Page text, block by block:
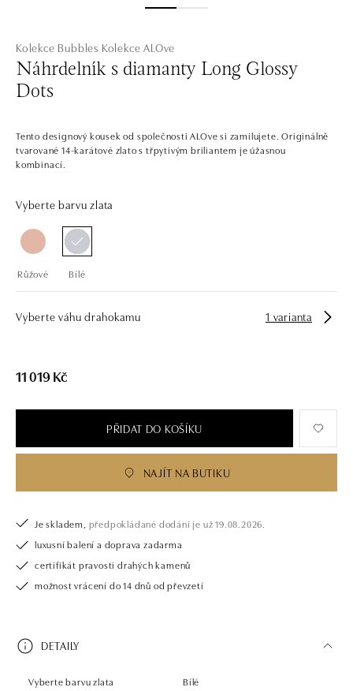
Kolekce Bubbles Kolekce ALOve
Náhrdelník s diamanty Long Glossy
Dots
Tento designový kousek od společnosti ALOve si zamilujete. Originálně
tvarované 14-karátové zlato s třpytivým briliantem je úžasnou
kombinací.
Vyberte barvu zlata
Růžové Bílé
Vyberte váhu drahokamu 1 varianta
11 019 Kč
PŘIDAT DO KOŠÍKU
NAJÍT NA BUTIKU
Je skladem, předpokládané dodání je už 19.08.2026.
luxusní balení a doprava zadarma
certifikát pravosti drahých kamenů
možnost vrácení do 14 dnů od převzetí
DETAILY
Vyberte barvu zlata
Bílé